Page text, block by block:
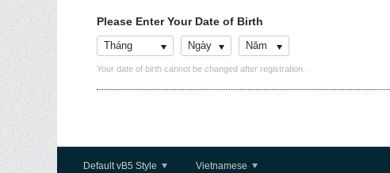
Please Enter Your Date of Birth
Tháng Ngày Năm
Your date of birth cannot be changed after registration.
Default vB5 Style Vietnamese